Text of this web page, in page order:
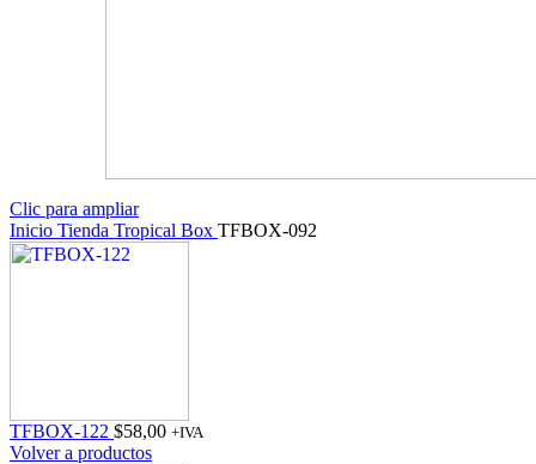
Clic para ampliar
Inicio Tienda Tropical Box TFBOX-092
TFBOX-122 $58,00 +IVA
Volver a productos